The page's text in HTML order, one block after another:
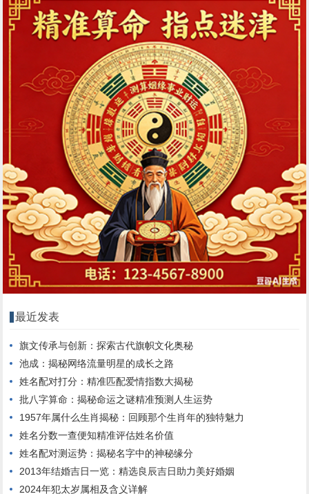
最近发表
旗文传承与创新：探索古代旗帜文化奥秘
池成：揭秘网络流量明星的成长之路
姓名配对打分：精准匹配爱情指数大揭秘
批八字算命：揭秘命运之谜精准预测人生运势
1957年属什么生肖揭秘：回顾那个生肖年的独特魅力
姓名分数一查便知精准评估姓名价值
姓名配对测运势：揭秘名字中的神秘缘分
2013年结婚吉日一览：精选良辰吉日助力美好婚姻
2024年犯太岁属相及含义详解